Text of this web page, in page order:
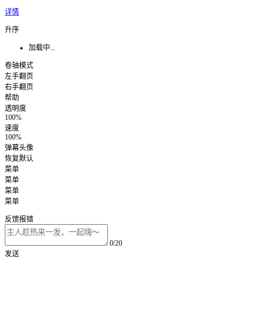
详情
升序
加载中...
卷轴模式
左手翻页
右手翻页
帮助
透明度
100%
速度
100%
弹幕头像
恢复默认
菜单
菜单
菜单
菜单
反馈报错
0/20
发送